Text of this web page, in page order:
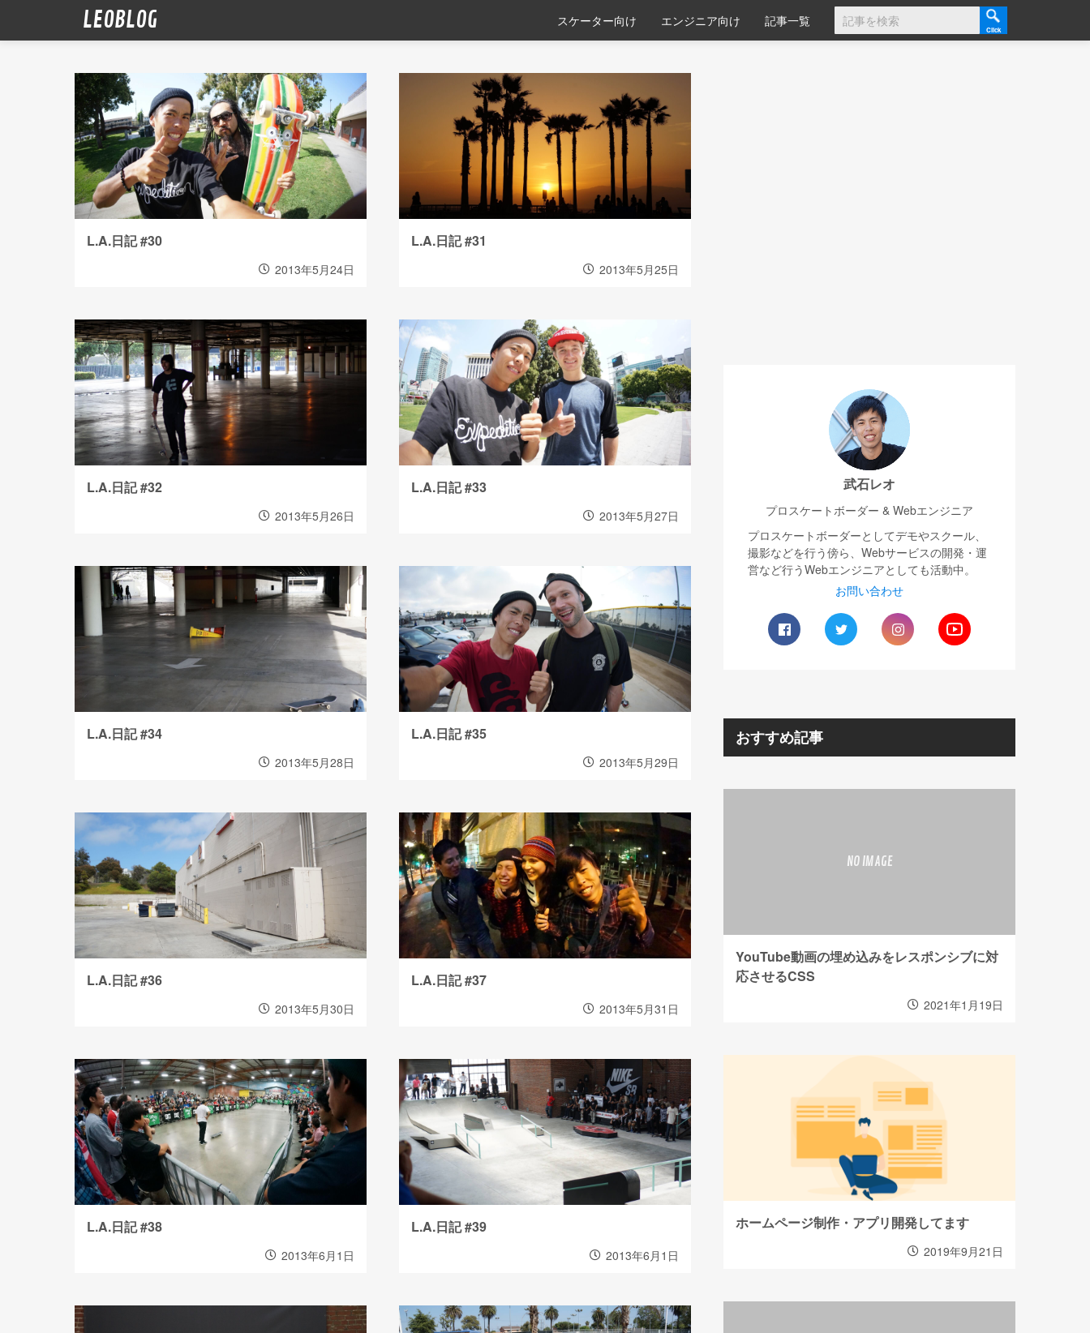
LEOBLOG スケーター向け エンジニア向け 記事一覧
L.A.日記 #30
2013年5月24日
L.A.日記 #31
2013年5月25日
L.A.日記 #32
2013年5月26日
L.A.日記 #33
2013年5月27日
L.A.日記 #34
2013年5月28日
L.A.日記 #35
2013年5月29日
L.A.日記 #36
2013年5月30日
L.A.日記 #37
2013年5月31日
L.A.日記 #38
2013年6月1日
L.A.日記 #39
2013年6月1日
武石レオ
プロスケートボーダー & Webエンジニア
プロスケートボーダーとしてデモやスクール、
撮影などを行う傍ら、Webサービスの開発・運
営など行うWebエンジニアとしても活動中。
お問い合わせ
おすすめ記事
YouTube動画の埋め込みをレスポンシブに対
応させるCSS
2021年1月19日
ホームページ制作・アプリ開発してます
2019年9月21日